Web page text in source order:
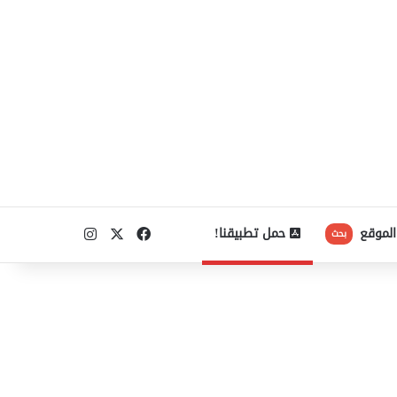
بحث حمل تطبيقنا! فيسبوكانستقرام